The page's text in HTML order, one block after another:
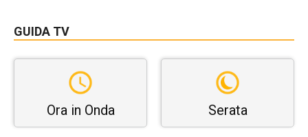
GUIDA TV
Ora in Onda Serata